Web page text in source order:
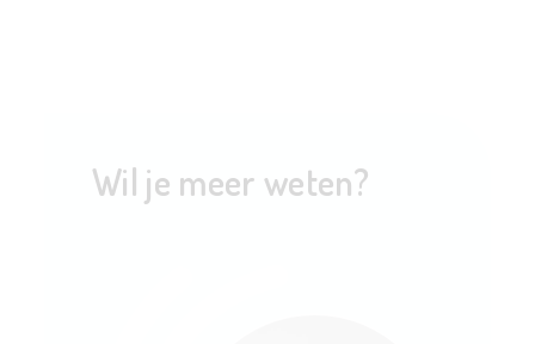
Wil je meer weten?